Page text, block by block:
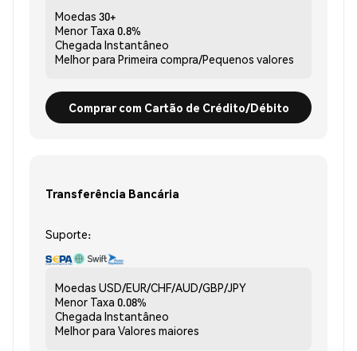
Moedas 30+
Menor Taxa 0.8%
Chegada Instantâneo
Melhor para Primeira compra/Pequenos valores
Comprar com Cartão de Crédito/Débito
Transferência Bancária
Suporte:
Moedas USD/EUR/CHF/AUD/GBP/JPY
Menor Taxa 0.08%
Chegada Instantâneo
Melhor para Valores maiores